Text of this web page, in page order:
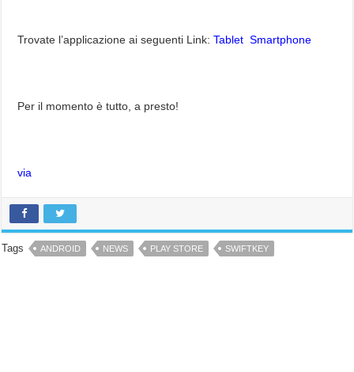
Trovate l’applicazione ai seguenti Link:Tablet Smartphone
Per il momento è tutto, a presto!
via
Tags ANDROID NEWS PLAY STORE SWIFTKEY